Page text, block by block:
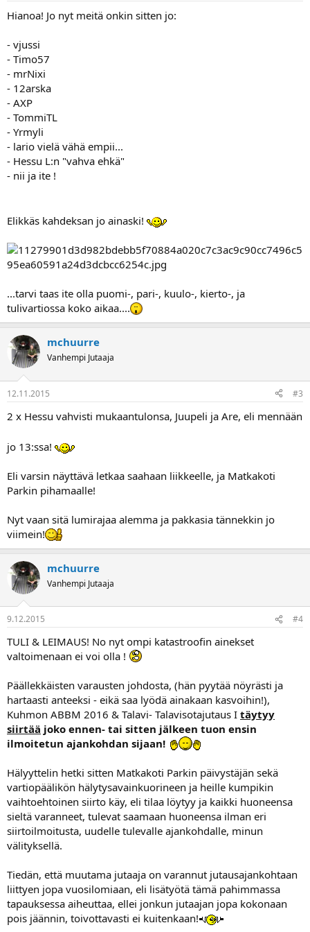
Hianoa! Jo nyt meitä onkin sitten jo:
- vjussi
- Timo57
- mrNixi
- 12arska
- AXP
- TommiTL
- Yrmyli
- lario vielä vähä empii...
- Hessu L:n "vahva ehkä"
- nii ja ite !
Elikkäs kahdeksan jo ainaski!
...tarvi taas ite olla puomi-, pari-, kuulo-, kierto-, ja
tulivartiossa koko aikaa....
mchuurre
Vanhempi Jutaaja
12.11.2015 #3
2 x Hessu vahvisti mukaantulonsa, Juupeli ja Are, eli mennään
jo 13:ssa!
Eli varsin näyttävä letkaa saahaan liikkeelle, ja Matkakoti
Parkin pihamaalle!
Nyt vaan sitä lumirajaa alemma ja pakkasia tännekkin jo
viimein!
mchuurre
Vanhempi Jutaaja
9.12.2015 #4
TULI & LEIMAUS! No nyt ompi katastroofin ainekset
valtoimenaan ei voi olla !
Päällekkäisten varausten johdosta, (hän pyytää nöyrästi ja
hartaasti anteeksi - eikä saa lyödä ainakaan kasvoihin!),
Kuhmon ABBM 2016 & Talavi- Talavisotajutaus I täytyy
siirtää joko ennen- tai sitten jälkeen tuon ensin
ilmoitetun ajankohdan sijaan!
Hälyyttelin hetki sitten Matkakoti Parkin päivystäjän sekä
vartiopäälikön hälytysavainkuorineen ja heille kumpikin
vaihtoehtoinen siirto käy, eli tilaa löytyy ja kaikki huoneensa
sieltä varanneet, tulevat saamaan huoneensa ilman eri
siirtoilmoitusta, uudelle tulevalle ajankohdalle, minun
välityksellä.
Tiedän, että muutama jutaaja on varannut jutausajankohtaan
liittyen jopa vuosilomiaan, eli lisätyötä tämä pahimmassa
tapauksessa aiheuttaa, ellei jonkun jutaajan jopa kokonaan
pois jäännin, toivottavasti ei kuitenkaan!